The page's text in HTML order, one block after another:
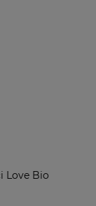
Love Bio